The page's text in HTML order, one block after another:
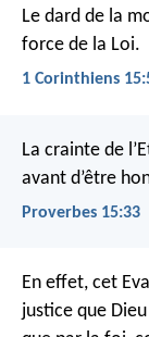
Le dard de la
force de la Loi.
1 Corinthiens
La crainte de
avant d’être
Proverbes 15:33
En effet, cet
justice que